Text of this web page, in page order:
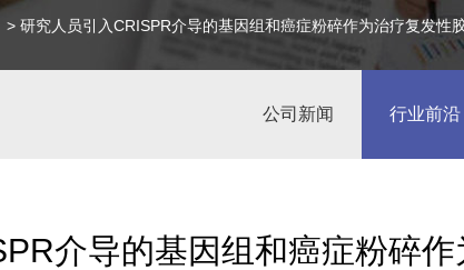
> 研究人员引入CRISPR介导的基因组和癌症粉碎作为治疗复发性
公司新闻 行业前沿
介导的基因组和癌症粉碎